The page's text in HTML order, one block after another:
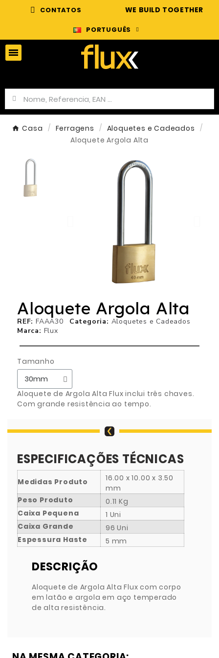
CONTATOS WE BUILD TOGETHER
PORTUGUÊS
Casa Ferragens
Aloquetes e Cadeados
Aloquete Argola Alta
Aloquete Argola Alta
REF FAAA30 Categoria
Aloquetes e Cadeados
Marca
Flux
Tamanho
Aloquete de Argola Alta Flux inclui três chaves.
Com grande resistência ao tempo.
ESPECIFICAÇÕES TÉCNICAS
Medidas Produto
16.00 x 10.00 x 3.50
mm
Peso Produto
0.11 Kg
Caixa Pequena
1 Uni
Caixa Grande
96 Uni
Espessura Haste
5 mm
DESCRIÇÃO
Aloquete de Argola Alta Flux com corpo
em latão e argola em aço temperado
de alta resistência.